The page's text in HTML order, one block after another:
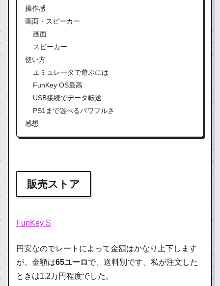
操作感
画面・スピーカー
画面
スピーカー
使い方
エミュレータで遊ぶには
FunKey OS最高
USB接続でデータ転送
PS1まで遊べるパワフルさ
感想
販売ストア
FunKey S
円安なのでレートによって金額はかなり上下します
が、金額は65ユーロで、送料別です。私が注文した
ときは1.2万円程度でした。